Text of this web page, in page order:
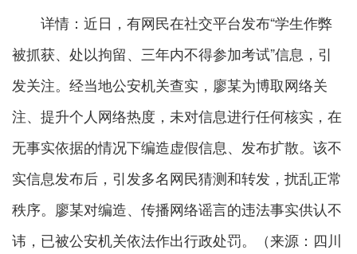
详情：近日，有网民在社交平台发布“学生作弊
被抓获、处以拘留、三年内不得参加考试”信息，引
发关注。经当地公安机关查实，廖某为博取网络关
注、提升个人网络热度，未对信息进行任何核实，在
无事实依据的情况下编造虚假信息、发布扩散。该不
实信息发布后，引发多名网民猜测和转发，扰乱正常
秩序。廖某对编造、传播网络谣言的违法事实供认不
讳，已被公安机关依法作出行政处罚。（来源：四川